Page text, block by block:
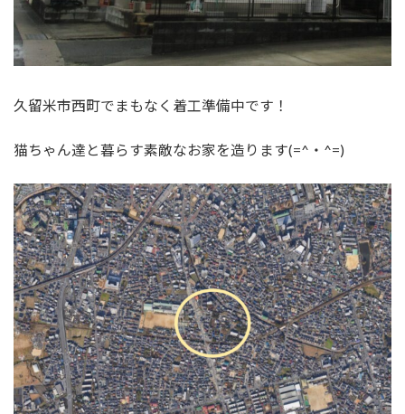
久留米市西町でまもなく着工準備中です！
猫ちゃん達と暮らす素敵なお家を造ります(=^・^=)